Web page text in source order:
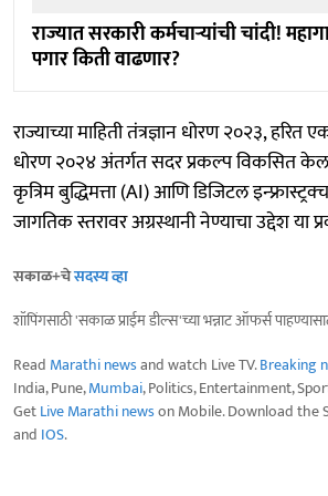
राज्यात सरकारी कर्मचाऱ्यांची चांदी!
पगार किती वाढणार?
राज्याच्या माहिती तंत्रज्ञान धोरण २०२३, हरित
धोरण २०२४ अंतर्गत सदर प्रकल्प विकसित
कृत्रिम बुद्धिमत्ता (AI) आणि डिजिटल इन्फ्रास्ट्रक्चर
जागतिक स्तरावर अग्रस्थानी नेण्याचा उद्देश या
सकाळ+चेसदस्य व्हा
शॉपिंगसाठी 'सकाळ प्राईम डील्स'च्या भन्नाट ऑफर्स
Read Marathi newsand watch Live TV.Breaking
India, Pune,Mumbai, Politics, Entertainment,
GetLive Marathi newson Mobile. Download the
and IOS.